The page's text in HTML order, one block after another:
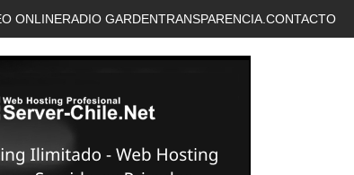
ONLINERADIO GARDENTRANSPARENCIA. CONTACTO